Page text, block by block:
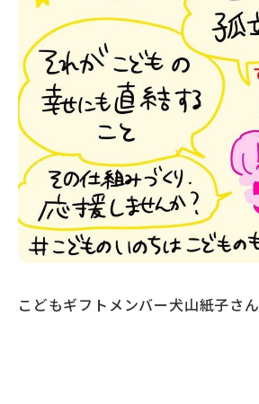
こどもギフトメンバー犬山紙子さ